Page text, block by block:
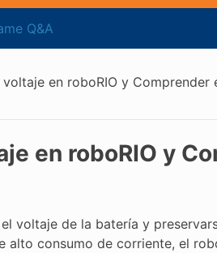
Q&A
voltaje en roboRIO y Comprender
en roboRIO y
voltaje de la batería y
alto consumo de corriente, el